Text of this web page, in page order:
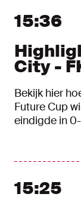
15:36
City -
Bekijk hier
Future Cup
eindigde in
15:25